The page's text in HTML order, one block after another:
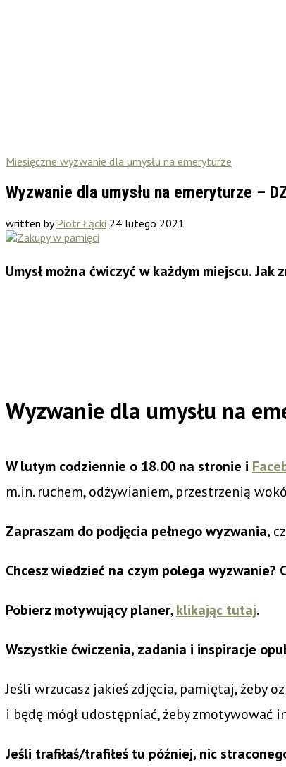
Miesięczne wyzwanie dla umysłu na emeryturze
Wyzwanie dla umysłu na emeryturze –
written byPiotr Łącki 24 lutego 2021
Umysł można ćwiczyć w każdym miejscu.
Wyzwanie dla umysłu na
W lutym codziennie o 18.00 na stronie i
m.in. ruchem, odżywianiem, przestrzenią
Zapraszam do podjęcia pełnego wyzwania,
Chcesz wiedzieć na czym polega wyzwanie?
Pobierz motywujący planer,klikając tutaj.
Wszystkie ćwiczenia, zadania i inspiracje
Jeśli wrzucasz jakieś zdjęcia, pamiętaj, żeby
i będę mógł udostępniać, żeby zmotywować
Jeśli trafiłaś/trafiłeś tu później, nic